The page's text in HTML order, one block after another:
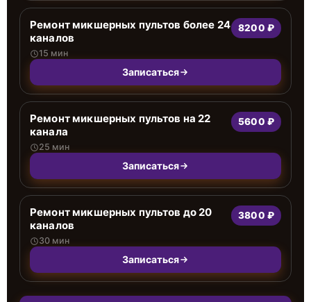
Ремонт микшерных пультов более 24
каналов
15 мин
8200 ₽
Записаться
Ремонт микшерных пультов на 22
канала
25 мин
5600 ₽
Записаться
Ремонт микшерных пультов до 20
каналов
30 мин
3800 ₽
Записаться